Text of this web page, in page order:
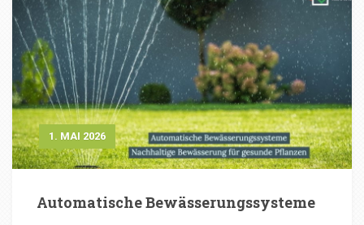
1. MAI 2026
Automatische Bewässerungssysteme